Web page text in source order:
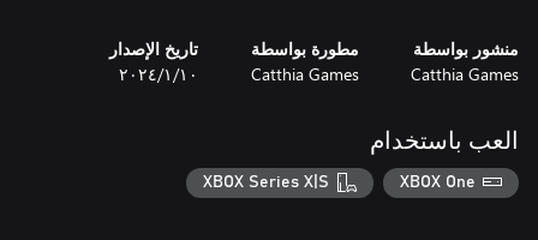
منشور بواسطة
Catthia Games
مطورة بواسطة
Catthia Games
تاريخ الإصدار
١٠‏/١‏/٢٠٢٤
العب باستخدام
XBOX One
XBOX Series X|S